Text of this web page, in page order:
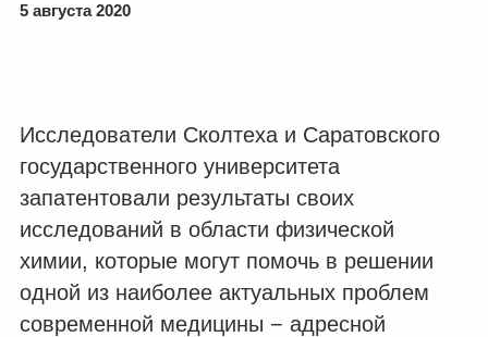
5 августа 2020
Исследователи Сколтеха и Саратовского
государственного университета
запатентовали результаты своих
исследований в области физической
химии, которые могут помочь в решении
одной из наиболее актуальных проблем
современной медицины − адресной